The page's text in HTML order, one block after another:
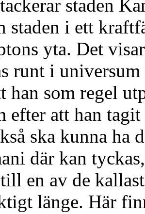
staden
staden i ett
yta. Det
runt i
han som regel
efter att han
ska kunna ha
där kan
en av de
länge. Här